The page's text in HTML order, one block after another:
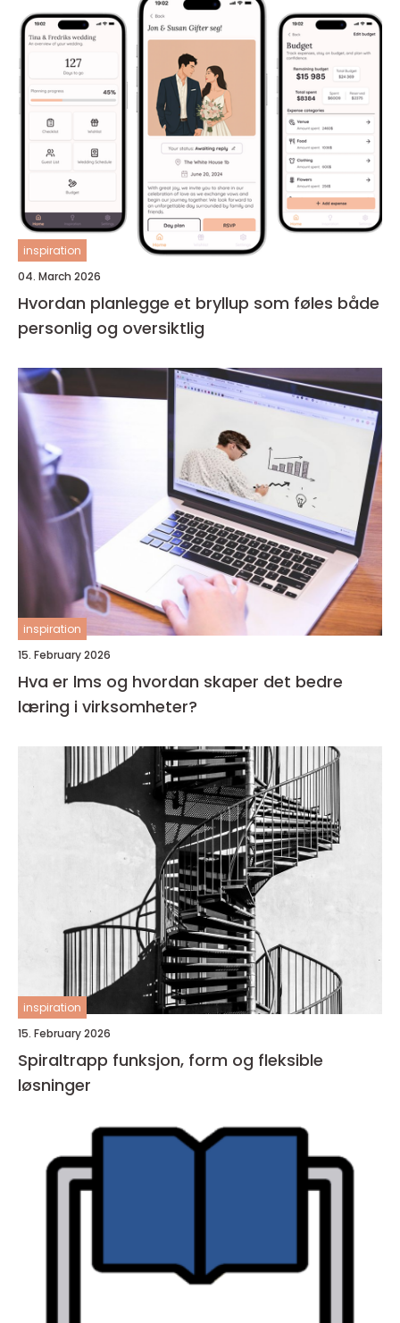
inspiration
04. March 2026
Hvordan planlegge et bryllup som føles både
personlig og oversiktlig
inspiration
15. February 2026
Hva er lms og hvordan skaper det bedre
læring i virksomheter?
inspiration
15. February 2026
Spiraltrapp funksjon, form og fleksible
løsninger